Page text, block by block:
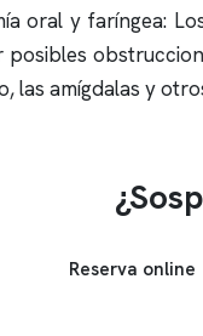
oral y faríngea:
las amígdalas y
Reserva online